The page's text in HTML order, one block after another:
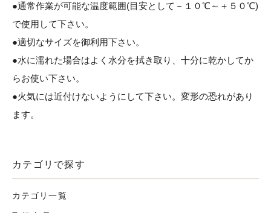
●通常作業が可能な温度範囲(目安として－１０℃～＋５０℃)
で使用して下さい。
●適切なサイズを御利用下さい。
●水に濡れた場合はよく水分を拭き取り、十分に乾かしてか
らお使い下さい。
●火気には近付けないようにして下さい。変形の恐れがあり
ます。
カテゴリで探す
カテゴリ一覧